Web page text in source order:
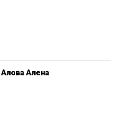
Алова Алена